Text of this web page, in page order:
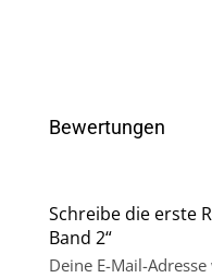
Bewertungen
Schreibe die erste
Band 2“
Deine E-Mail-